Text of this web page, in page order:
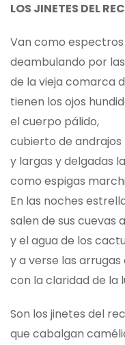
LOS JINETES DEL
Van como espectros
deambulando por
de la vieja comarca
tienen los ojos
el cuerpo pálido,
cubierto de andrajos
y largas y delgadas
como espigas
En las noches
salen de sus cuevas
y el agua de los
y a verse las arrugas
con la claridad de la
Son los jinetes del
que cabalgan